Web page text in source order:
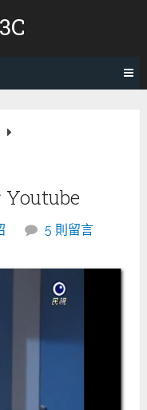
Youtube
5 則留言